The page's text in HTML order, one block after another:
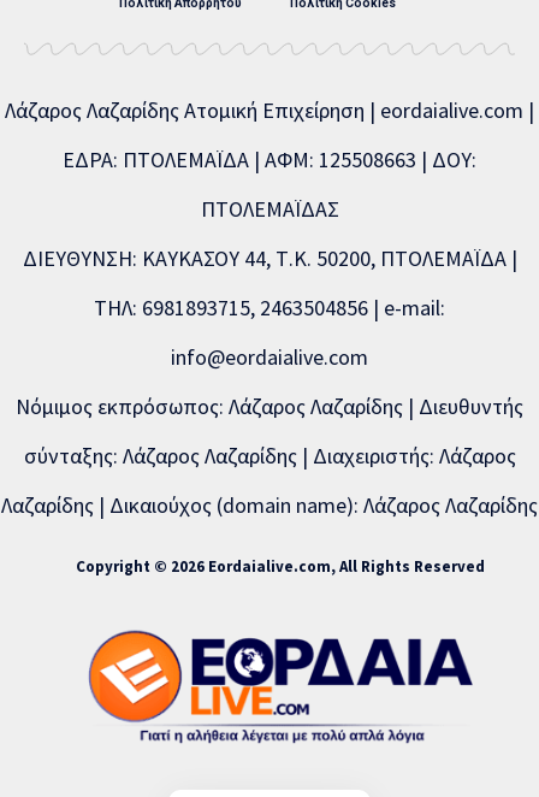
Πολιτική Απορρήτου Πολιτική Cookies
Λάζαρος Λαζαρίδης Ατομική Επιχείρηση | eordaialive.com |
ΕΔΡΑ: ΠΤΟΛΕΜΑΪΔΑ | ΑΦΜ: 125508663 | ΔΟΥ:
ΠΤΟΛΕΜΑΪΔΑΣ
ΔΙΕΥΘΥΝΣΗ: ΚΑΥΚΑΣΟΥ 44, Τ.Κ. 50200, ΠΤΟΛΕΜΑΪΔΑ |
ΤΗΛ: 6981893715, 2463504856 | e-mail:
info@eordaialive.com
Νόμιμος εκπρόσωπος: Λάζαρος Λαζαρίδης | Διευθυντής
σύνταξης: Λάζαρος Λαζαρίδης | Διαχειριστής: Λάζαρος
Λαζαρίδης | Δικαιούχος (domain name): Λάζαρος Λαζαρίδης
Copyright © 2026 Eordaialive.com, All Rights Reserved